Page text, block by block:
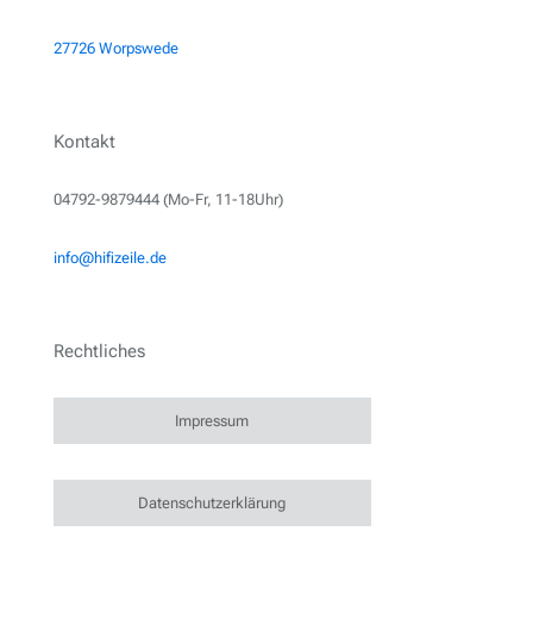
27726 Worpswede
Kontakt
04792-9879444 (Mo-Fr, 11-18Uhr)
info@hifizeile.de
Rechtliches
Impressum
Datenschutzerklärung